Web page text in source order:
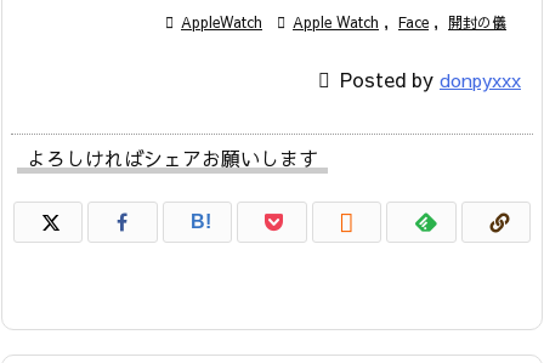
 AppleWatch  Apple Watch , Face , 開封の儀
 Posted by donpyxxx
よろしければシェアお願いします
B! 